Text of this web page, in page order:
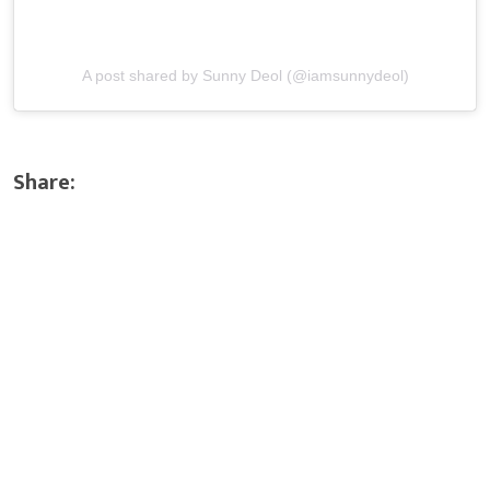
A post shared by Sunny Deol (@iamsunnydeol)
Share: